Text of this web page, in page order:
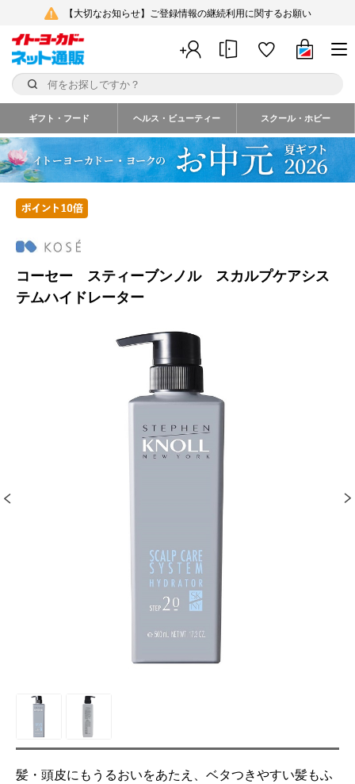
【大切なお知らせ】ご登録情報の継続利用に関するお願い
ギフト・フード ヘルス・ビューティー スクール・ホビー
コーセー スティーブンノル スカルプケアシス
テムハイドレーター
髪・頭皮にもうるおいをあたえ、ベタつきやすい髪もふ